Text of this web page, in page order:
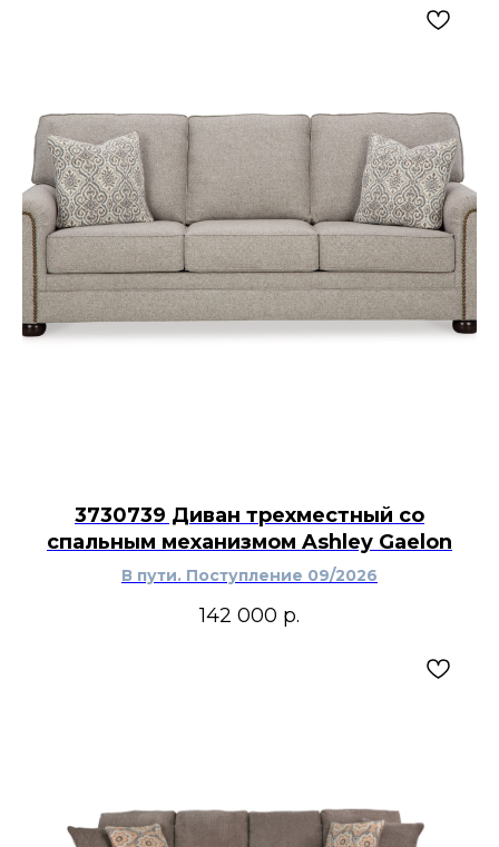
3730739 Диван трехместный со
спальным механизмом Ashley Gaelon
В пути. Поступление 09/2026
142 000 р.